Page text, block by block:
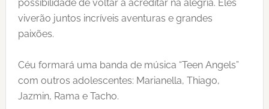
possibilidade de voltar a acreditar na alegria. Eles
viverão juntos incríveis aventuras e grandes
paixões.
Céu formará uma banda de música “Teen Angels”
com outros adolescentes: Marianella, Thiago,
Jazmin, Rama e Tacho.